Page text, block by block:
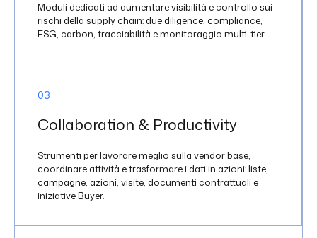
Moduli dedicati ad aumentare visibilità e controllo sui
rischi della supply chain: due diligence, compliance,
ESG, carbon, tracciabilità e monitoraggio multi-tier.
03
Collaboration & Productivity
Strumenti per lavorare meglio sulla vendor base,
coordinare attività e trasformare i dati in azioni: liste,
campagne, azioni, visite, documenti contrattuali e
iniziative Buyer.